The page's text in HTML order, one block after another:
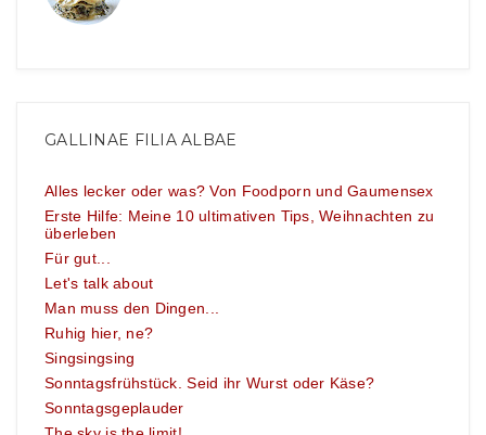
GALLINAE FILIA ALBAE
Alles lecker oder was? Von Foodporn und Gaumensex
Erste Hilfe: Meine 10 ultimativen Tips, Weihnachten zu
überleben
Für gut...
Let's talk about
Man muss den Dingen...
Ruhig hier, ne?
Singsingsing
Sonntagsfrühstück. Seid ihr Wurst oder Käse?
Sonntagsgeplauder